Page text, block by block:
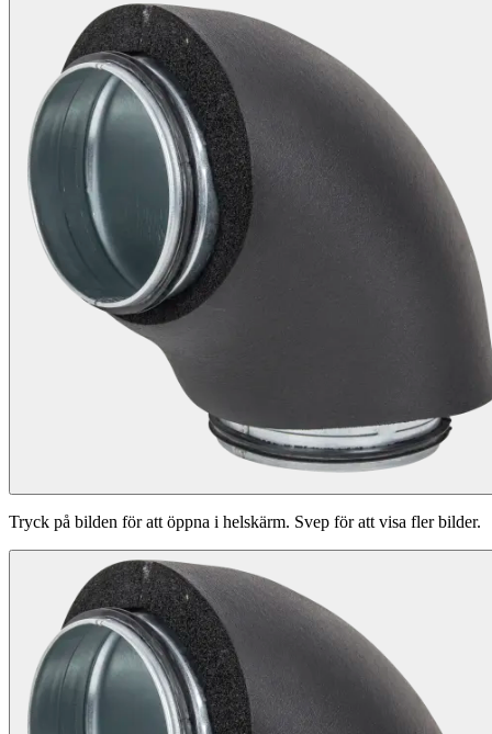
Tryck på bilden för att öppna i helskärm. Svep för att visa fler bilder.